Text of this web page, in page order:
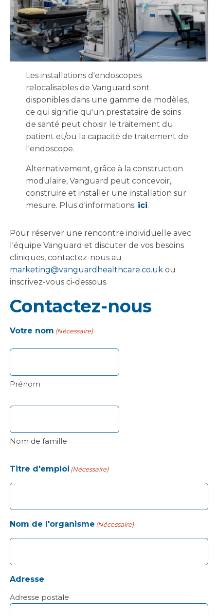
Les installations d'endoscopes
relocalisables de Vanguard sont
disponibles dans une gamme de modèles,
ce qui signifie qu'un prestataire de soins
de santé peut choisir le traitement du
patient et/ou la capacité de traitement de
l'endoscope.
Alternativement, grâce à la construction
modulaire, Vanguard peut concevoir,
construire et installer une installation sur
mesure. Plus d'informations. ici.
Pour réserver une rencontre individuelle avec
l'équipe Vanguard et discuter de vos besoins
cliniques, contactez-nous au
marketing@vanguardhealthcare.co.uk ou
inscrivez-vous ci-dessous.
Contactez-nous
Votre nom (Nécessaire)
Prénom
Nom de famille
Titre d'emploi (Nécessaire)
Nom de l'organisme (Nécessaire)
Adresse
Adresse postale